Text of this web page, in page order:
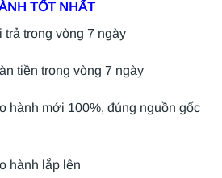
TỐT NHẤT
trong vòng 7 ngày
tiền trong vòng 7 ngày
hành mới 100%, đúng nguồn gốc
hành lắp lên